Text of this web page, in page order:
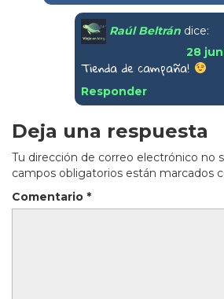
Raúl Beltrán dice:
28
Tienda de campaña!
Responder
Deja una respuesta
Tu dirección de correo electrónico no
campos obligatorios están marcados
Comentario *